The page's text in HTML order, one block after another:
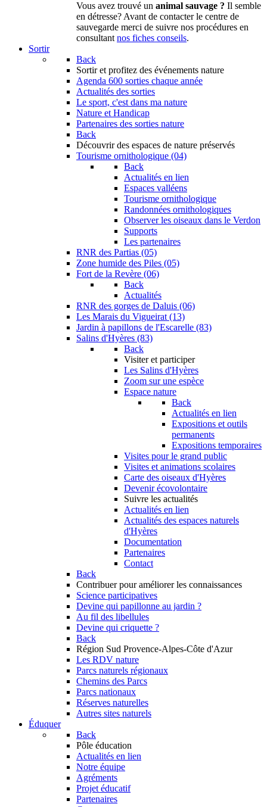
Vous avez trouvé un animal sauvage ? Il semble
en détresse? Avant de contacter le centre de
sauvegarde merci de suivre nos procédures en
consultant nos fiches conseils.
Sortir
Back
Sortir et profitez des événements nature
Agenda 600 sorties chaque année
Actualités des sorties
Le sport, c'est dans ma nature
Nature et Handicap
Partenaires des sorties nature
Back
Découvrir des espaces de nature préservés
Tourisme ornithologique (04)
Back
Actualités en lien
Espaces valléens
Tourisme ornithologique
Randonnées ornithologiques
Observer les oiseaux dans le Verdon
Supports
Les partenaires
RNR des Partias (05)
Zone humide des Piles (05)
Fort de la Revère (06)
Back
Actualités
RNR des gorges de Daluis (06)
Les Marais du Vigueirat (13)
Jardin à papillons de l'Escarelle (83)
Salins d'Hyères (83)
Back
Visiter et participer
Les Salins d'Hyères
Zoom sur une espèce
Espace nature
Back
Actualités en lien
Expositions et outils
permanents
Expositions temporaires
Visites pour le grand public
Visites et animations scolaires
Carte des oiseaux d'Hyères
Devenir écovolontaire
Suivre les actualités
Actualités en lien
Actualités des espaces naturels
d'Hyères
Documentation
Partenaires
Contact
Back
Contribuer pour améliorer les connaissances
Science participatives
Devine qui papillonne au jardin ?
Au fil des libellules
Devine qui criquette ?
Back
Région Sud Provence-Alpes-Côte d'Azur
Les RDV nature
Parcs naturels régionaux
Chemins des Parcs
Parcs nationaux
Réserves naturelles
Autres sites naturels
Éduquer
Back
Pôle éducation
Actualités en lien
Notre équipe
Agréments
Projet éducatif
Partenaires